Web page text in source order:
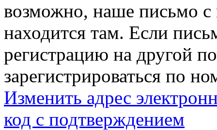
возможно, наше письмо с
находится там. Если
регистрацию на другой
зарегистрироваться по
Изменить адрес
код с подтверждением